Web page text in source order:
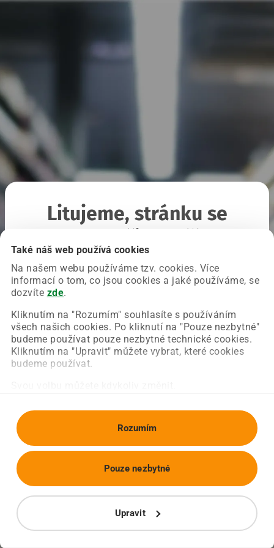
Také náš web používá cookies
Na našem webu používáme tzv. cookies. Více
informací o tom, co jsou cookies a jaké používáme, se
dozvíte zde.
Kliknutím na "Rozumím" souhlasíte s používáním
všech našich cookies. Po kliknutí na "Pouze nezbytné"
budeme používat pouze nezbytné technické cookies.
Kliknutím na "Upravit" můžete vybrat, které cookies
budeme používat.
Rozumím
Upravit
Pouze nezbytné
Litujeme, stránku se
Chyba nastala na naší straně a už ji opravujeme.
Zkuste prosím znovu načíst požadovanou stránku.
Obnovit stránku Úvodní strana